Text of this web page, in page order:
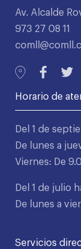
Av. Alcalde
973 27 08 11
Horario de
Del 1 de
De lunes a
Viernes: De
Del 1 de julio
De lunes a
Servicios